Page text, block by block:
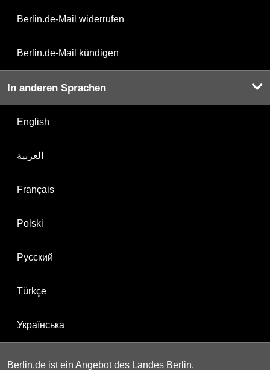
Berlin.de-Mail widerrufen
Berlin.de-Mail kündigen
In anderen Sprachen
English
العربية
Français
Polski
Русский
Türkçe
Українська
Berlin.de ist ein Angebot des Landes Berlin.